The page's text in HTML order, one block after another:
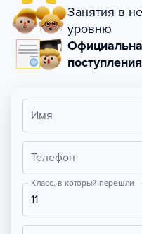
Занятия в
уровню
Имя
Телефон
Класс, в который перешли
11